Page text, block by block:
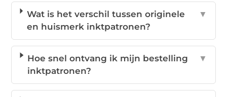
Wat is het verschil tussen originele
en huismerk inktpatronen?
▼
Hoe snel ontvang ik mijn bestelling
inktpatronen?
▼